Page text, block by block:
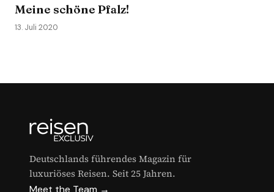
Meine schöne Pfalz!
13. Juli 2020
Deutschlands führendes Magazin für
luxuriöses Reisen. Seit 25 Jahren.
Meet the Team →